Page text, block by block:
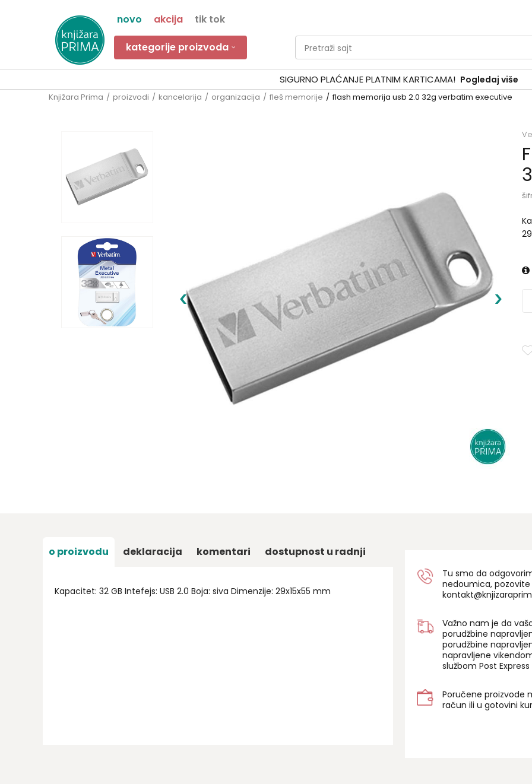
novo akcija tik tok
kategorije proizvoda Pretraži sajt
SIGURNO PLAĆANJE PLATNIM KARTICAMA! Pogledaj više
Knjižara Prima proizvodi kancelarija organizacija fleš memorije flash memorija usb 2.0 32g verbatim executive
o proizvodu deklaracija komentari dostupnost u radnji
Kapacitet: 32 GB Intefejs: USB 2.0 Boja: siva Dimenzije: 29x15x55 mm
Tu smo da
nedoumica, pozovite
Važno nam je da
porudžbine
porudžbine
napravljene
službom Post
Poručene proizvode
račun ili u gotovini